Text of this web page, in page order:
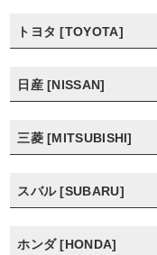
トヨタ [TOYOTA]
日産 [NISSAN]
三菱 [MITSUBISHI]
スバル [SUBARU]
ホンダ [HONDA]